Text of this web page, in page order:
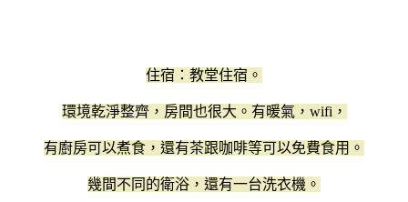
住宿：教堂住宿。
環境乾淨整齊，房間也很大。有暖氣，wifi，
有廚房可以煮食，還有茶跟咖啡等可以免費食用。
幾間不同的衛浴，還有一台洗衣機。